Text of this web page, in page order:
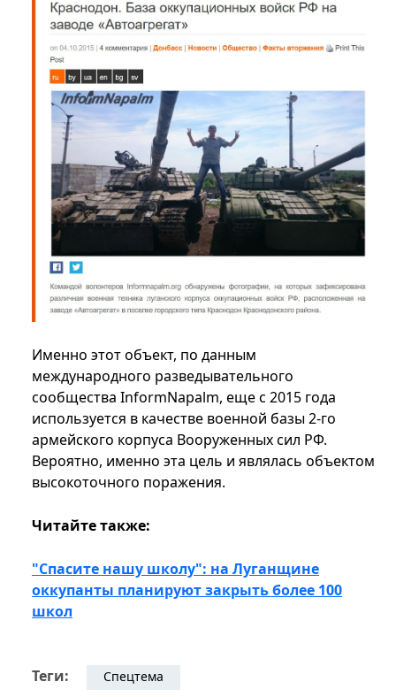
Именно этот объект, по данным
международного разведывательного
сообщества InformNapalm, еще с 2015 года
используется в качестве военной базы 2-го
армейского корпуса Вооруженных сил РФ.
Вероятно, именно эта цель и являлась объектом
высокоточного поражения.
Читайте также:
"Спасите нашу школу": на Луганщине
оккупанты планируют закрыть более 100
школ
Теги: Спецтема